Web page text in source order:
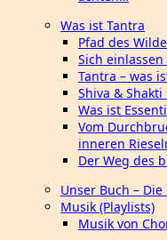
Was ist Tantra
Pfad des
Sich
Tantra – was
Shiva &
Was ist
Vom
inneren
Der Weg des
Unser Buch –
Musik (Playlists)
Musik von